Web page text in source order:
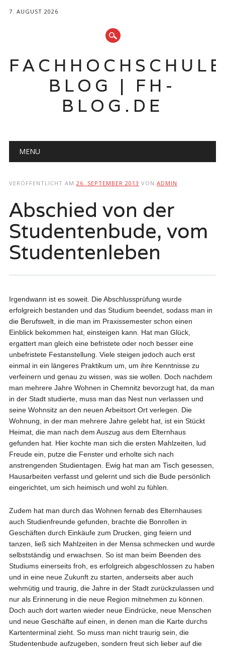
7. AUGUST 2026
BLOG | FH-
BLOG.DE
Hauptmenü
MENU
VERÖFFENTLICHT AM 26. SEPTEMBER 2013 VON ADMIN
Abschied von der
Studentenbude, vom
Studentenleben
Irgendwann ist es soweit. Die Abschlussprüfung wurde
erfolgreich bestanden und das Studium beendet, sodass man in
die Berufswelt, in die man im Praxissemester schon einen
Einblick bekommen hat, einsteigen kann. Hat man Glück,
ergattert man gleich eine befristete oder noch besser eine
unbefristete Festanstellung. Viele steigen jedoch auch erst
einmal in ein längeres Praktikum um, um ihre Kenntnisse zu
verfeinern und genau zu wissen, was sie wollen. Doch nachdem
man mehrere Jahre Wohnen in Chemnitz bevorzugt hat, da man
in der Stadt studierte, muss man das Nest nun verlassen und
seine Wohnsitz an den neuen Arbeitsort Ort verlegen. Die
Wohnung, in der man mehrere Jahre gelebt hat, ist ein Stückt
Heimat, die man nach dem Auszug aus dem Elternhaus
gefunden hat. Hier kochte man sich die ersten Mahlzeiten, lud
Freude ein, putze die Fenster und erholte sich nach
anstrengenden Studientagen. Ewig hat man am Tisch gesessen,
Hausarbeiten verfasst und gelernt und sich die Bude persönlich
eingerichtet, um sich heimisch und wohl zu fühlen.
Zudem hat man durch das Wohnen fernab des Elternhauses
auch Studienfreunde gefunden, brachte die Bonrollen in
Geschäften durch Einkäufe zum Drucken, ging feiern und
tanzen, ließ sich Mahlzeiten in der Mensa schmecken und wurde
selbstständig und erwachsen. So ist man beim Beenden des
Studiums einerseits froh, es erfolgreich abgeschlossen zu haben
und in eine neue Zukunft zu starten, anderseits aber auch
wehmütig und traurig, die Jahre in der Stadt zurückzulassen und
nur als Erinnerung in die neue Region mitnehmen zu können.
Doch auch dort warten wieder neue Eindrücke, neue Menschen
und neue Geschäfte auf einen, in denen man die Karte durchs
Kartenterminal zieht. So muss man nicht traurig sein, die
Studentenbude aufzugeben, sondern freut sich lieber auf die